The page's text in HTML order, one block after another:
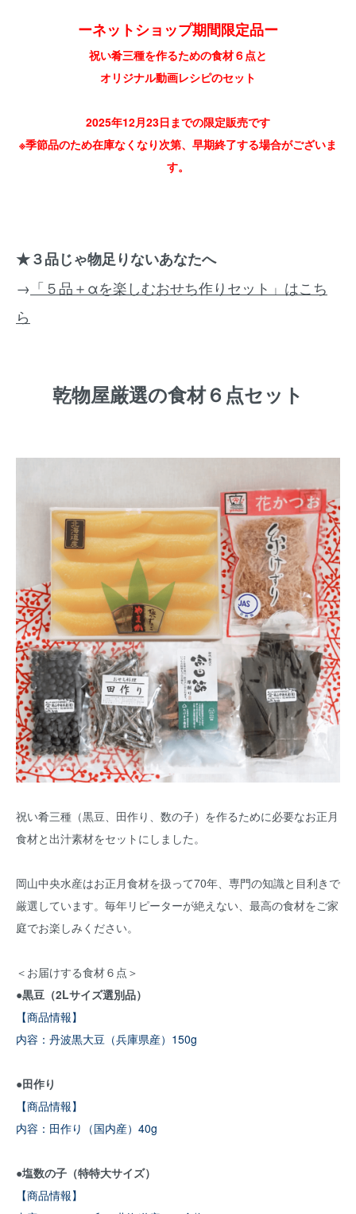
ーネットショップ期間限定品ー
祝い肴三種を作るための食材６点と
オリジナル動画レシピのセット
2025年12月23日までの限定販売です
※季節品のため在庫なくなり次第、早期終了する場合がございま
す。
★３品じゃ物足りないあなたへ
→ 「５品＋αを楽しむおせち作りセット」はこち
ら
乾物屋厳選の食材６点セット
祝い肴三種（黒豆、田作り、数の子）を作るために必要なお正月
食材と出汁素材をセットにしました。
岡山中央水産はお正月食材を扱って70年、専門の知識と目利きで
厳選しています。毎年リピーターが絶えない、最高の食材をご家
庭でお楽しみください。
＜お届けする食材６点＞
●黒豆（2Lサイズ選別品）
【商品情報】
内容：丹波黒大豆（兵庫県産）150g
●田作り
【商品情報】
内容：田作り（国内産）40g
●塩数の子（特特大サイズ）
【商品情報】